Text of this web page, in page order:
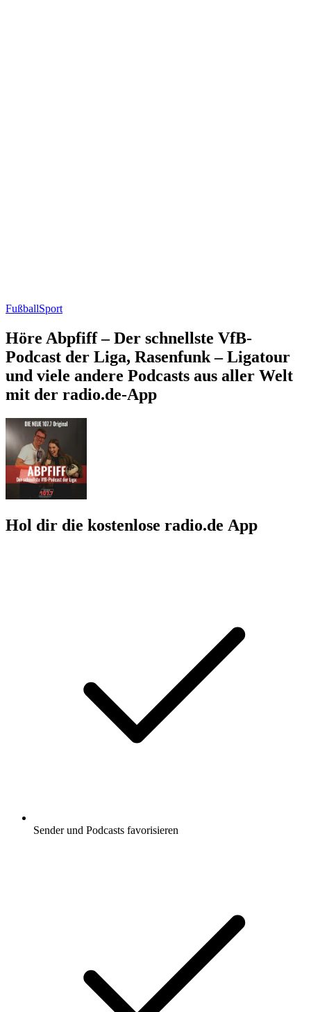
FußballSport
Höre Abpfiff – Der schnellste VfB-
Podcast der Liga, Rasenfunk – Ligatour
und viele andere Podcasts aus aller Welt
mit der radio.de-App
Hol dir die kostenlose radio.de App
Sender und Podcasts favorisieren